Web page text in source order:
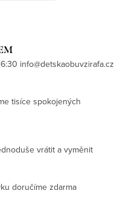
info@detskaobuvzirafa.cz
tisíce spokojených
vrátit a vyměnit
doručíme zdarma